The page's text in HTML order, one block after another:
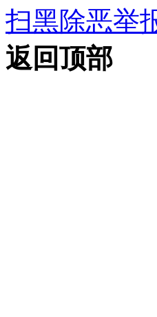
扫黑除恶举
返回顶部